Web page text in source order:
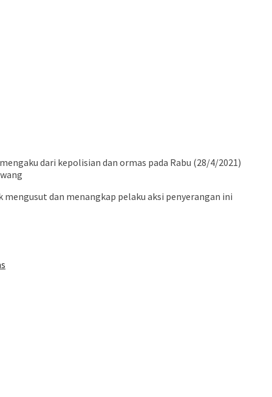
dari kepolisian dan ormas pada Rabu (28/4/2021)
dan menangkap pelaku aksi penyerangan ini